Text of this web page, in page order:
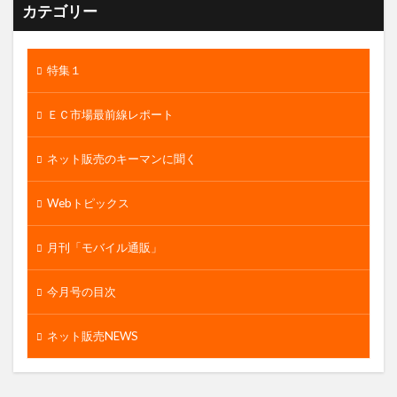
カテゴリー
特集１
ＥＣ市場最前線レポート
ネット販売のキーマンに聞く
Webトピックス
月刊「モバイル通販」
今月号の目次
ネット販売NEWS